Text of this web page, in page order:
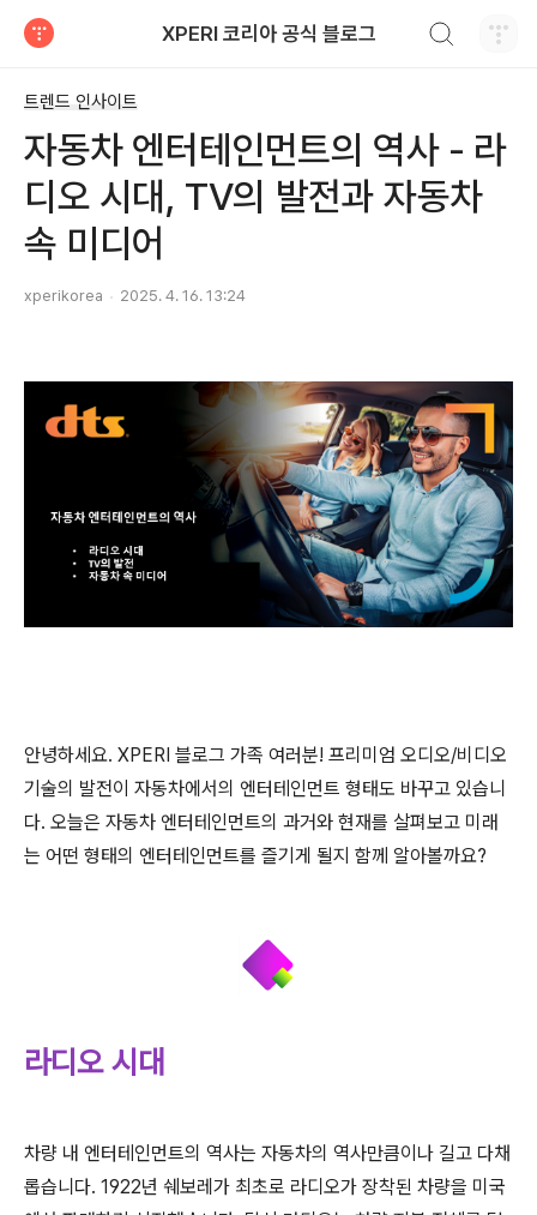
XPERI 코리아 공식 블로그
트렌드 인사이트
자동차 엔터테인먼트의 역사 - 라
디오 시대, TV의 발전과 자동차
속 미디어
xperikorea 2025. 4. 16. 13:24
안녕하세요. XPERI 블로그 가족 여러분! 프리미엄 오디오/비디오
기술의 발전이 자동차에서의 엔터테인먼트 형태도 바꾸고 있습니
다. 오늘은 자동차 엔터테인먼트의 과거와 현재를 살펴보고 미래
는 어떤 형태의 엔터테인먼트를 즐기게 될지 함께 알아볼까요?
라디오 시대
차량 내 엔터테인먼트의 역사는 자동차의 역사만큼이나 길고 다채
롭습니다. 1922년 쉐보레가 최초로 라디오가 장착된 차량을 미국